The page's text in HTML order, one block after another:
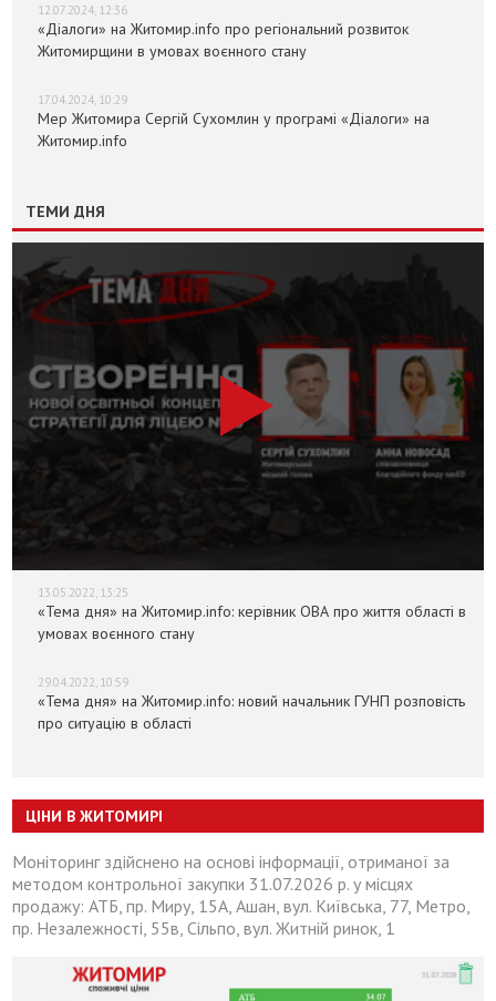
12.07.2024, 12:36
«Діалоги» на Житомир.info про регіональний розвиток
Житомирщини в умовах воєнного стану
17.04.2024, 10:29
Мер Житомира Сергій Сухомлин у програмі «Діалоги» на
Житомир.info
ТЕМИ ДНЯ
13.05.2022, 13:25
«Тема дня» на Житомир.info: керівник ОВА про життя області в
умовах воєнного стану
29.04.2022, 10:59
«Тема дня» на Житомир.info: новий начальник ГУНП розповість
про ситуацію в області
ЦІНИ В ЖИТОМИРІ
Моніторинг здійснено на основі інформації, отриманої за
методом контрольної закупки 31.07.2026 р. у місцях
продажу: АТБ, пр. Миру, 15А, Ашан, вул. Київська, 77, Метро,
пр. Незалежності, 55в, Сільпо, вул. Житній ринок, 1